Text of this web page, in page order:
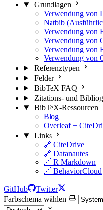
Grundlagen
Verwendung von
Natbib
Verwendung von
Verwendung von
Verwendung von
Verwendung von
Referenztypen
Felder
BibTeX FAQ
Zitations- und
BibTeX-Ressourcen
Blog
Overleaf +
Links
🔗 CiteDrive
🔗 Datanautes
🔗 R Markdown
🔗 BehaviorCloud
GitHub
Twitter
Farbschema wählen